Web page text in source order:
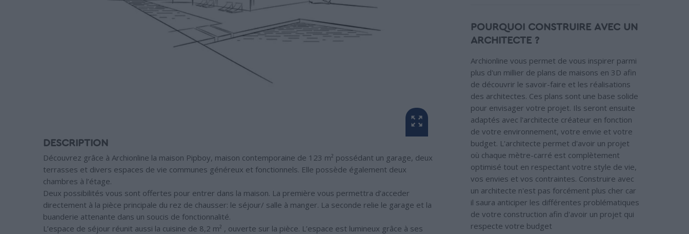
DESCRIPTION
Découvrez grâce à Archionline la maison Pipboy, maison contemporaine de 123 m² possédant un garage, deux
terrasses et divers espaces de vie communes généreux et fonctionnels. Elle possède également deux
chambres à l’étage.
Deux possibilités vous sont offertes pour entrer dans la maison. La première vous permettra d’acceder
directement à la pièce principale du rez de chausser: le séjour/ salle à manger. La seconde relie le garage et la
buanderie attenante dans un soucis de fonctionnalité.
L’espace de séjour réunit aussi la cuisine de 8,2 m² , ouverte sur la pièce. L’espace est lumineux grâce à ses
POURQUOI CONSTRUIRE AVEC UN
ARCHITECTE ?
Archionline vous permet de vous inspirer parmi
plus d'un millier de plans de maisons en 3D afin
de découvrir le savoir-faire et les réalisations
des architectes. Ces plans sont une base solide
pour envisager votre projet. Ils seront ensuite
adaptés avec l'architecte créateur en fonction
de votre environnement, votre envie et votre
budget. L'architecte permet d'avoir un projet
où chaque mètre-carré est complètement
optimisé tout en respectant votre style de vie,
vos envies et vos contraintes. Construire avec
un architecte n'est pas forcément plus cher car
il saura anticiper les différentes problématiques
de votre construction afin d'avoir un projet qui
respecte votre budget